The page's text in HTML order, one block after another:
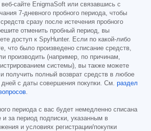
веб-сайте EnigmaSoft или связавшись с
7-дневного пробного периода, чтобы
сразу после истечения пробного
отменить пробный период, вы
доступ к SpyHunter. Если по какой-либо
что было произведено списание средств,
производить (например, по причинам,
системы), вы также можете
получить полный возврат средств в любое
с даты совершения покупки. См. раздел
периода с вас будет немедленно списана
и за период подписки, указанным в
и условиях регистрации/покупки